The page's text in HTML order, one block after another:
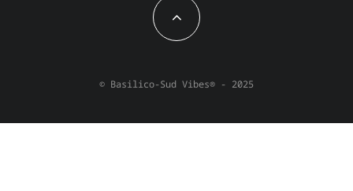
© Basilico-Sud Vibes® - 2025